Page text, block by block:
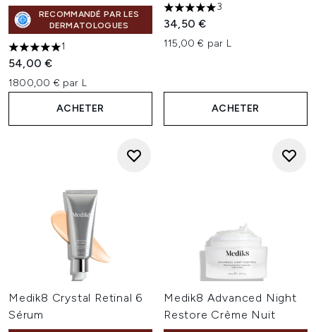
RECOMMANDÉ PAR LES
DERMATOLOGUES
5 étoiles sur un maximum de 5
1
54,00 €
1800,00 € par L
ACHETER
5 étoiles sur un maximum de
3
34,50 €
115,00 € par L
ACHETER
Medik8 Crystal Retinal 6
Sérum
Medik8 Advanced Night
Restore Crème Nuit